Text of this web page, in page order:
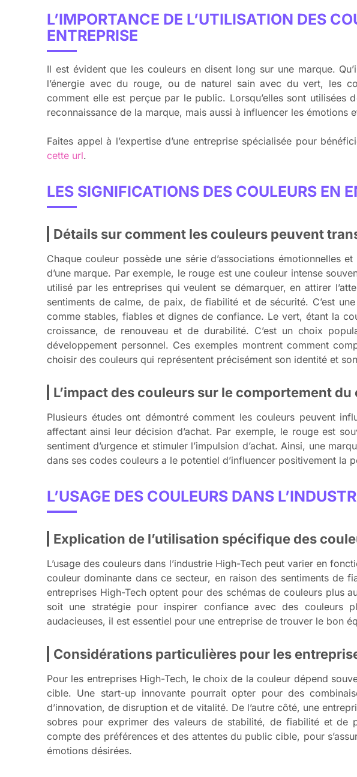
L’IMPORTANCE DE L’UTILISATION DES
ENTREPRISE
Il est évident que les couleurs en disent long sur une marque.
l’énergie avec du rouge, ou de naturel sain avec du vert, les
comment elle est perçue par le public. Lorsqu’elles sont
reconnaissance de la marque, mais aussi à influencer les émotions
Faites appel à l’expertise d’une entreprise spécialisée pour
cette url.
LES SIGNIFICATIONS DES COULEURS EN
Détails sur comment les couleurs peuvent
Chaque couleur possède une série d’associations émotionnelles
d’une marque. Par exemple, le rouge est une couleur intense
utilisé par les entreprises qui veulent se démarquer, en attirer
sentiments de calme, de paix, de fiabilité et de sécurité. C’est
comme stables, fiables et dignes de confiance. Le vert, étant la
croissance, de renouveau et de durabilité. C’est un choix
développement personnel. Ces exemples montrent comment
choisir des couleurs qui représentent précisément son identité et
L’impact des couleurs sur le comportement
Plusieurs études ont démontré comment les couleurs peuvent
affectant ainsi leur décision d’achat. Par exemple, le rouge est
sentiment d’urgence et stimuler l’impulsion d’achat. Ainsi, une
dans ses codes couleurs a le potentiel d’influencer positivement la
L’USAGE DES COULEURS DANS
Explication de l’utilisation spécifique des
L’usage des couleurs dans l’industrie High-Tech peut varier en
couleur dominante dans ce secteur, en raison des sentiments de
entreprises High-Tech optent pour des schémas de couleurs plus
soit une stratégie pour inspirer confiance avec des couleurs
audacieuses, il est essentiel pour une entreprise de trouver le bon
Considérations particulières pour les
Pour les entreprises High-Tech, le choix de la couleur dépend
cible. Une start-up innovante pourrait opter pour des
d’innovation, de disruption et de vitalité. De l’autre côté, une
sobres pour exprimer des valeurs de stabilité, de fiabilité et de
compte des préférences et des attentes du public cible, pour
émotions désirées.